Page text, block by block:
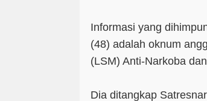
Informasi yang
(48) adalah oknum
(LSM) Anti-Narkoba
Dia ditangkap